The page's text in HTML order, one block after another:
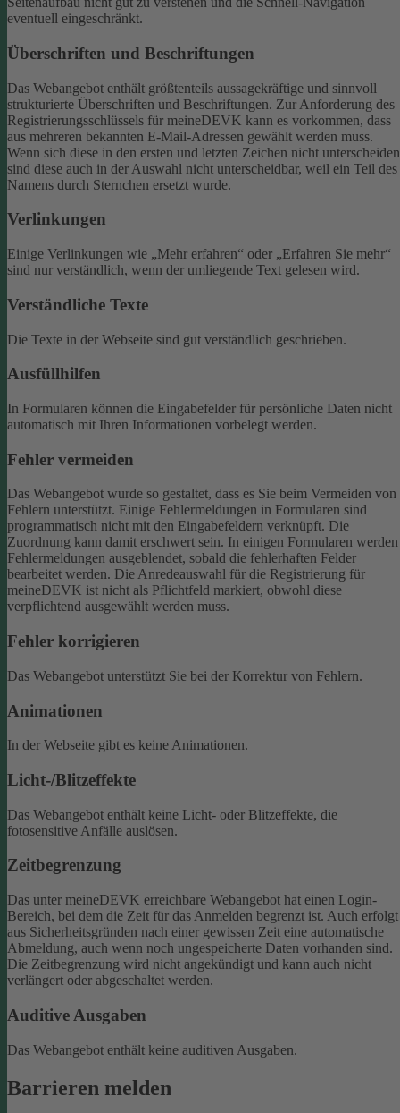
eventuell eingeschränkt.
Überschriften und Beschriftungen
Das Webangebot enthält größtenteils aussagekräftige und sinnvoll
strukturierte Überschriften und Beschriftungen. Zur Anforderung des
Registrierungsschlüssels für meineDEVK kann es vorkommen, dass
aus mehreren bekannten E-Mail-Adressen gewählt werden muss.
Wenn sich diese in den ersten und letzten Zeichen nicht
sind diese auch in der Auswahl nicht unterscheidbar, weil ein Teil des
Namens durch Sternchen ersetzt wurde.
Verlinkungen
Einige Verlinkungen wie „Mehr erfahren“ oder „Erfahren Sie mehr“
sind nur verständlich, wenn der umliegende Text gelesen wird.
Verständliche Texte
Die Texte in der Webseite sind gut verständlich geschrieben.
Ausfüllhilfen
In Formularen können die Eingabefelder für persönliche Daten nicht
automatisch mit Ihren Informationen vorbelegt werden.
Fehler vermeiden
Das Webangebot wurde so gestaltet, dass es Sie beim Vermeiden von
Fehlern unterstützt. Einige Fehlermeldungen in Formularen sind
programmatisch nicht mit den Eingabefeldern verknüpft. Die
Zuordnung kann damit erschwert sein. In einigen Formularen werden
Fehlermeldungen ausgeblendet, sobald die fehlerhaften Felder
bearbeitet werden. Die Anredeauswahl für die Registrierung für
meineDEVK ist nicht als Pflichtfeld markiert, obwohl diese
verpflichtend ausgewählt werden muss.
Fehler korrigieren
Das Webangebot unterstützt Sie bei der Korrektur von Fehlern.
Animationen
In der Webseite gibt es keine Animationen.
Licht-/Blitzeffekte
Das Webangebot enthält keine Licht- oder Blitzeffekte, die
fotosensitive Anfälle auslösen.
Zeitbegrenzung
Das unter meineDEVK erreichbare Webangebot hat einen Login-
Bereich, bei dem die Zeit für das Anmelden begrenzt ist. Auch erfolgt
aus Sicherheitsgründen nach einer gewissen Zeit eine automatische
Abmeldung, auch wenn noch ungespeicherte Daten vorhanden sind.
Die Zeitbegrenzung wird nicht angekündigt und kann auch nicht
verlängert oder abgeschaltet werden.
Auditive Ausgaben
Das Webangebot enthält keine auditiven Ausgaben.
Barrieren melden